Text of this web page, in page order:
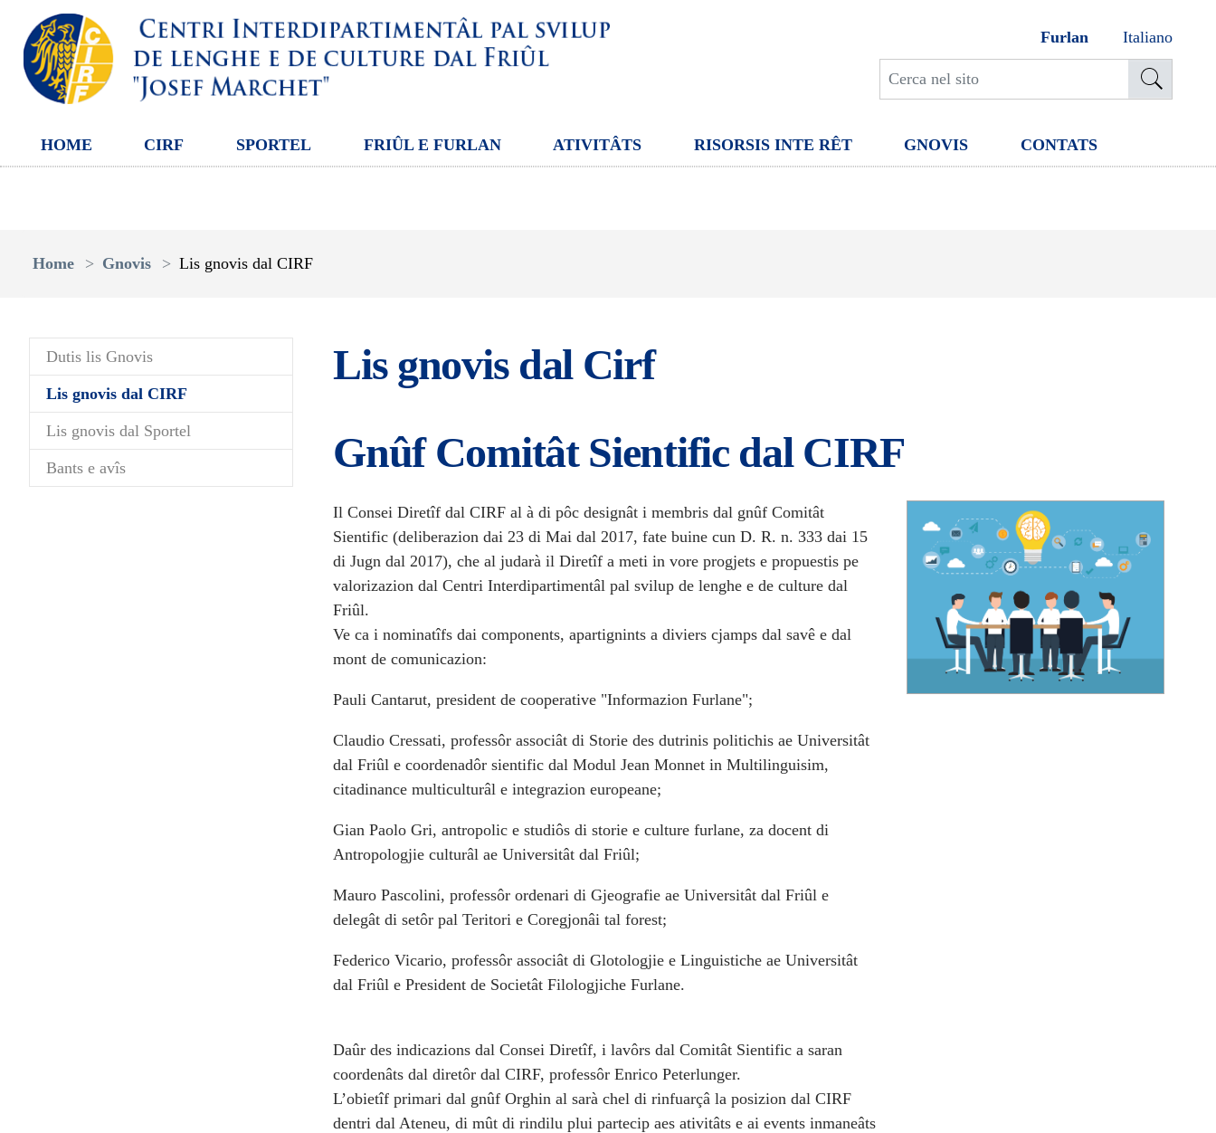
Furlan Italiano
HOME CIRF SPORTEL FRIÛL E FURLAN ATIVITÂTS RISORSIS INTE RÊT GNOVIS CONTATS
Home
Gnovis Lis gnovis dal CIRF
Dutis lis Gnovis
Lis gnovis dal CIRF(current)
Lis gnovis dal Sportel
Bants e avîs
Lis gnovis dal Cirf
Gnûf Comitât Sientific dal CIRF
Il Consei Diretîf dal CIRF al à di pôc designât i membris dal gnûf Comitât
Sientific (deliberazion dai 23 di Mai dal 2017, fate buine cun D. R. n. 333 dai 15
di Jugn dal 2017), che al judarà il Diretîf a meti in vore progjets e propuestis pe
valorizazion dal Centri Interdipartimentâl pal svilup de lenghe e de culture dal
Friûl.
Ve ca i nominatîfs dai components, apartignints a diviers cjamps dal savê e dal
mont de comunicazion:
Pauli Cantarut, president de cooperative "Informazion Furlane";
Claudio Cressati, professôr associât di Storie des dutrinis politichis ae Universitât
dal Friûl e coordenadôr sientific dal Modul Jean Monnet in Multilinguisim,
citadinance multiculturâl e integrazion europeane;
Gian Paolo Gri, antropolic e studiôs di storie e culture furlane, za docent di
Antropologjie culturâl ae Universitât dal Friûl;
Mauro Pascolini, professôr ordenari di Gjeografie ae Universitât dal Friûl e
delegât di setôr pal Teritori e Coregjonâi tal forest;
Federico Vicario, professôr associât di Glotologjie e Linguistiche ae Universitât
dal Friûl e President de Societât Filologjiche Furlane.
Daûr des indicazions dal Consei Diretîf, i lavôrs dal Comitât Sientific a saran
coordenâts dal diretôr dal CIRF, professôr Enrico Peterlunger.
L’obietîf primari dal gnûf Orghin al sarà chel di rinfuarçâ la posizion dal CIRF
dentri dal Ateneu, di mût di rindilu plui partecip aes ativitâts e ai events inmaneâts